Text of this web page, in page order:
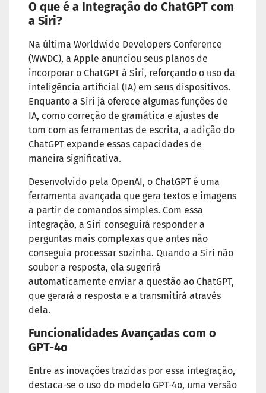
O que é a Integração do ChatGPT com
a Siri?
Na última Worldwide Developers Conference
(WWDC), a Apple anunciou seus planos de
incorporar o ChatGPT à Siri, reforçando o uso da
inteligência artificial (IA) em seus dispositivos.
Enquanto a Siri já oferece algumas funções de
IA, como correção de gramática e ajustes de
tom com as ferramentas de escrita, a adição do
ChatGPT expande essas capacidades de
maneira significativa.
Desenvolvido pela OpenAI, o ChatGPT é uma
ferramenta avançada que gera textos e imagens
a partir de comandos simples. Com essa
integração, a Siri conseguirá responder a
perguntas mais complexas que antes não
conseguia processar sozinha. Quando a Siri não
souber a resposta, ela sugerirá
automaticamente enviar a questão ao ChatGPT,
que gerará a resposta e a transmitirá através
dela.
Funcionalidades Avançadas com o
GPT-4o
Entre as inovações trazidas por essa integração,
destaca-se o uso do modelo GPT-4o, uma versão